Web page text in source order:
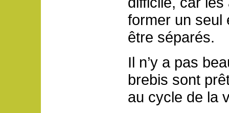
former un seul
être séparés.
Il n’y a pas
brebis sont
au cycle de la